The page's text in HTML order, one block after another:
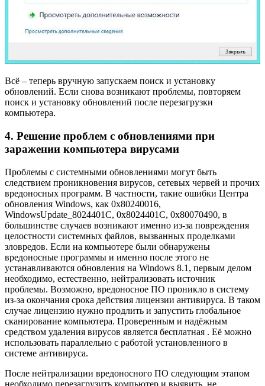
Всё – теперь вручную запускаем поиск и установку
обновлений. Если снова возникают проблемы, повторяем
поиск и установку обновлений после перезагрузки
компьютера.
4. Решение проблем с обновлениями при
заражении компьютера вирусами
Проблемы с системными обновлениями могут быть
следствием проникновения вирусов, сетевых червей и прочих
вредоносных программ. В частности, такие ошибки Центра
обновления Windows, как 0x80240016,
WindowsUpdate_8024401C, 0x8024401C, 0x80070490, в
большинстве случаев возникают именно из-за повреждения
целостности системных файлов, вызванных проделками
зловредов. Если на компьютере были обнаружены
вредоносные программы и именно после этого не
устанавливаются обновления на Windows 8.1, первым делом
необходимо, естественно, нейтрализовать источник
проблемы. Возможно, вредоносное ПО проникло в систему
из-за окончания срока действия лицензии антивируса. В таком
случае лицензию нужно продлить и запустить глобальное
сканирование компьютера. Проверенным и надёжным
средством удаления вирусов является бесплатная . Её можно
использовать параллельно с работой установленного в
системе антивируса.
После нейтрализации вредоносного ПО следующим этапом
необходимо перезагрузить компьютер и выявить, не